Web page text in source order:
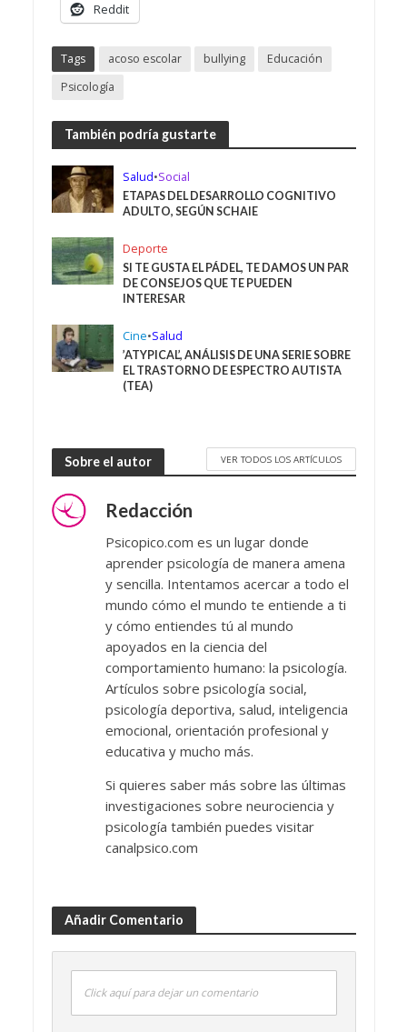
Reddit
Tags acoso escolar bullying
Educación
Psicología
También podría gustarte
Salud•Social
ETAPAS DEL DESARROLLO COGNITIVO
ADULTO, SEGÚN SCHAIE
Deporte
SI TE GUSTA EL PÁDEL, TE DAMOS UN PAR
DE CONSEJOS QUE TE PUEDEN
INTERESAR
Cine•Salud
’ATYPICAL’, ANÁLISIS DE UNA SERIE SOBRE
EL TRASTORNO DE ESPECTRO AUTISTA
(TEA)
Sobre el autor VER TODOS LOS ARTÍCULOS
Redacción
Psicopico.com es un lugar donde
aprender psicología de manera amena
y sencilla. Intentamos acercar a todo el
mundo cómo el mundo te entiende a ti
y cómo entiendes tú al mundo
apoyados en la ciencia del
comportamiento humano: la psicología.
Artículos sobre psicología social,
psicología deportiva, salud, inteligencia
emocional, orientación profesional y
educativa y mucho más.
Si quieres saber más sobre las últimas
investigaciones sobre neurociencia y
psicología también puedes visitar
canalpsico.com
Añadir Comentario
Click aquí para dejar un comentario